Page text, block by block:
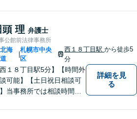
頭 理 弁護士
公館前法律事務所
北海
道
|
札幌市中央
区
西１８丁目駅から徒歩5
分
西１８丁目駅5分】【時間外
可能】【土日祝日相談可
当事務所では相談時間を
ます。誠実・丁寧・親切
詳細を見
る